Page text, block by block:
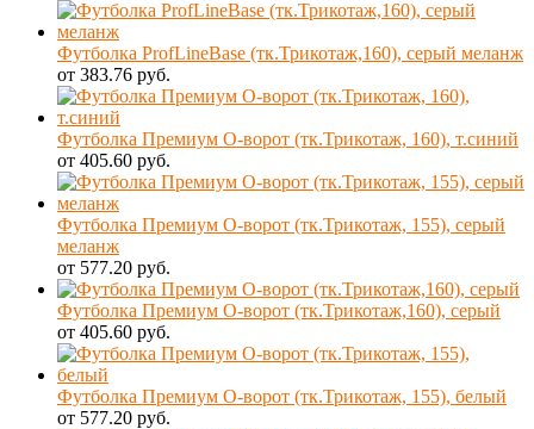
Футболка ProfLineBase (тк.Трикотаж,160), серый меланж
от 383.76 руб.
Футболка Премиум О-ворот (тк.Трикотаж, 160), т.синий
от 405.60 руб.
Футболка Премиум О-ворот (тк.Трикотаж, 155), серый
меланж
от 577.20 руб.
Футболка Премиум О-ворот (тк.Трикотаж,160), серый
от 405.60 руб.
Футболка Премиум О-ворот (тк.Трикотаж, 155), белый
от 577.20 руб.